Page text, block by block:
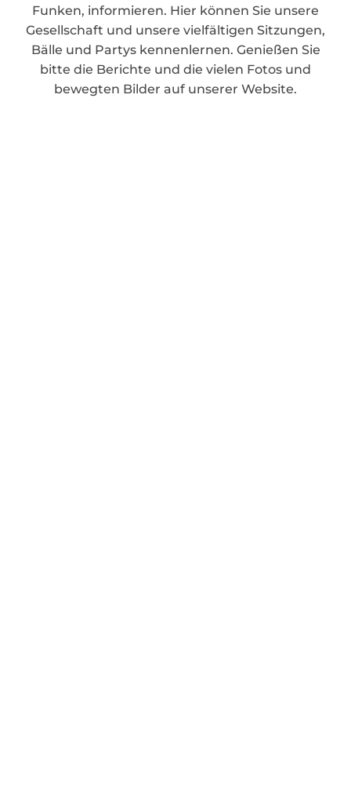
Funken, informieren. Hier können Sie unsere
Gesellschaft und unsere vielfältigen Sitzungen,
Bälle und Partys kennenlernen. Genießen Sie
bitte die Berichte und die vielen Fotos und
bewegten Bilder auf unserer Website.